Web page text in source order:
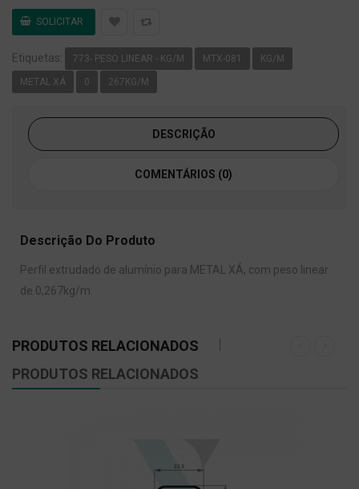
Etiquetas: 773- PESO LINEAR - KG/M MTX-081 KG/M
METAL XÁ 0 267KG/M
DESCRIÇÃO
COMENTÁRIOS (0)
Descrição Do Produto
Perfil extrudado de alumínio para METAL XÁ, com peso linear
de 0,267kg/m.
PRODUTOS RELACIONADOS
PRODUTOS RELACIONADOS